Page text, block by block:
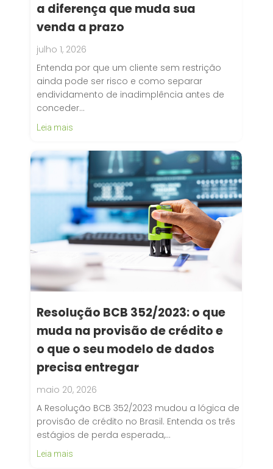
a diferença que muda sua
venda a prazo
julho 1, 2026
Entenda por que um cliente sem restrição
ainda pode ser risco e como separar
endividamento de inadimplência antes de
conceder…
Leia mais
Resolução BCB 352/2023: o que
muda na provisão de crédito e
o que o seu modelo de dados
precisa entregar
maio 20, 2026
A Resolução BCB 352/2023 mudou a lógica de
provisão de crédito no Brasil. Entenda os três
estágios de perda esperada,…
Leia mais